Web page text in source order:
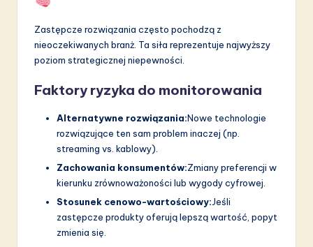
Zastępcze rozwiązania często pochodzą z
nieoczekiwanych branż. Ta siła reprezentuje najwyższy
poziom strategicznej niepewności.
Faktory ryzyka do monitorowania
Alternatywne rozwiązania:Nowe technologie
rozwiązujące ten sam problem inaczej (np.
streaming vs. kablowy).
Zachowania konsumentów:Zmiany preferencji w
kierunku zrównoważoności lub wygody cyfrowej.
Stosunek cenowo-wartościowy:Jeśli
zastępcze produkty oferują lepszą wartość, popyt
zmienia się.